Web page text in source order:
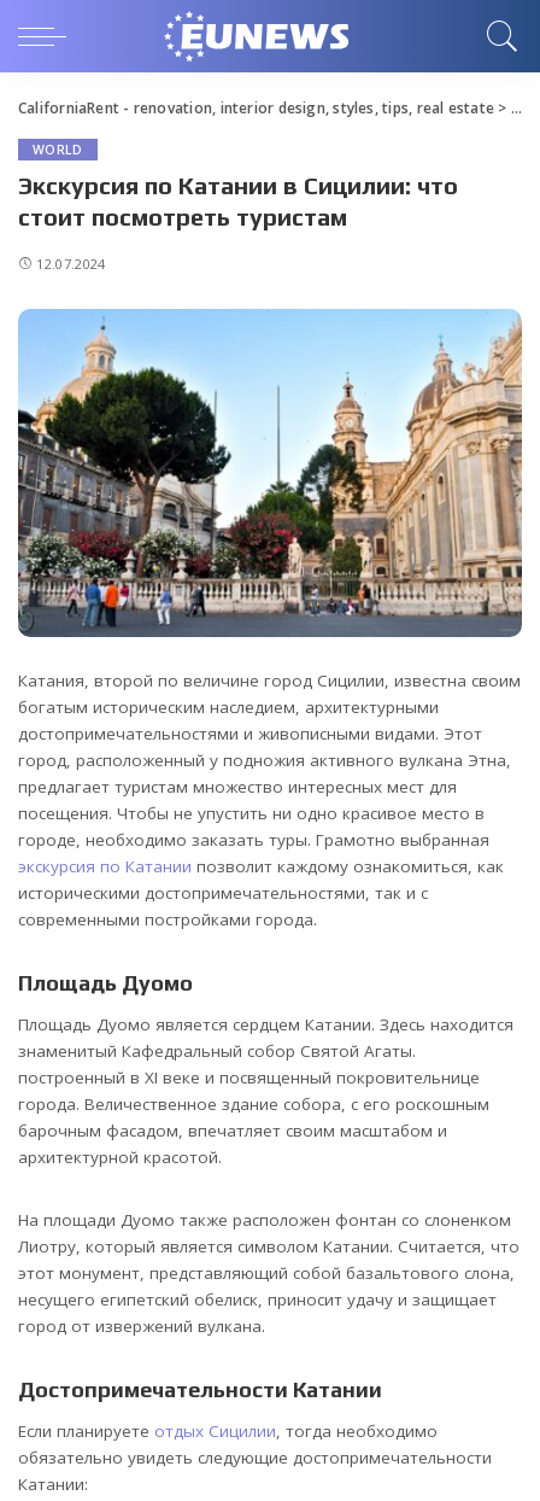
CaliforniaRent - renovation, interior design, styles, tips, real estate>
WORLD
Экскурсия по Катании в Сицилии: что
стоит посмотреть туристам
12.07.2024
Катания, второй по величине город Сицилии, известна своим
богатым историческим наследием, архитектурными
достопримечательностями и живописными видами. Этот
город, расположенный у подножия активного вулкана Этна,
предлагает туристам множество интересных мест для
посещения. Чтобы не упустить ни одно красивое место в
городе, необходимо заказать туры. Грамотно выбранная
экскурсия по Катании позволит каждому ознакомиться, как
историческими достопримечательностями, так и с
современными постройками города.
Площадь Дуомо
Площадь Дуомо является сердцем Катании. Здесь находится
знаменитый Кафедральный собор Святой Агаты.
построенный в XI веке и посвященный покровительнице
города. Величественное здание собора, с его роскошным
барочным фасадом, впечатляет своим масштабом и
архитектурной красотой.
На площади Дуомо также расположен фонтан со слоненком
Лиотру, который является символом Катании. Считается, что
этот монумент, представляющий собой базальтового слона,
несущего египетский обелиск, приносит удачу и защищает
город от извержений вулкана.
Достопримечательности Катании
Если планируете отдых Сицилии, тогда необходимо
обязательно увидеть следующие достопримечательности
Катании: